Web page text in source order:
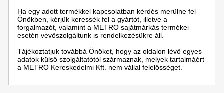
Ha egy adott termékkel kapcsolatban kérdés merülne fel
Önökben, kérjük keressék fel a gyártót, illetve a
forgalmazót, valamint a METRO sajátmárkás termékei
esetén vevőszolgáltunk is rendelkezésükre áll.
Tájékoztatjuk továbbá Önöket, hogy az oldalon lévő egyes
adatok külső szolgáltatótól származnak, melyek tartalmáért
a METRO Kereskedelmi Kft. nem vállal felelősséget.